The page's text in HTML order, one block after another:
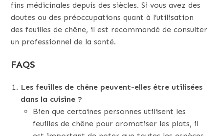
fins médicinales depuis des siècles. Si vous avez des
doutes ou des préoccupations quant à l’utilisation
des feuilles de chêne, il est recommandé de consulter
un professionnel de la santé.
FAQS
Les feuilles de chêne peuvent-elles être utilisées
dans la cuisine ?
Bien que certaines personnes utilisent les
feuilles de chêne pour aromatiser les plats, il